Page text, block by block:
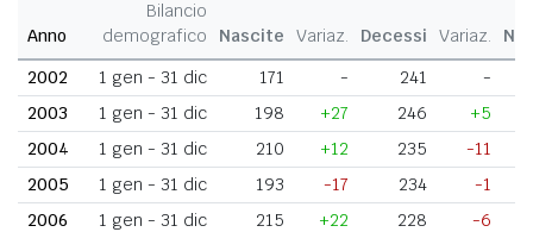
Anno
Bilancio
demografico
Nascite Variaz. Decessi Variaz.
2002
1 gen - 31 dic 171 - 241
-
2003
1 gen - 31 dic 198 +27 246
+5
2004
1 gen - 31 dic 210 +12 235
-11
2005
1 gen - 31 dic 193 -17 234
-1
2006
1 gen - 31 dic 215 +22 228
-6